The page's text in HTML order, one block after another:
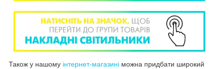
Також у нашому інтернет-магазині можна придбати широкий